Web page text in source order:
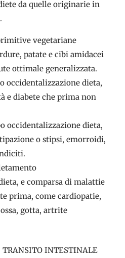
da quelle originarie in
vegetariane
patate e cibi amidacei
ottimale generalizzata.
occidentalizzazione dieta,
e diabete che prima non
occidentalizzazione dieta,
o stipsi, emorroidi,
e comparsa di malattie
prima, come cardiopatie,
gotta, artrite
INTESTINALE